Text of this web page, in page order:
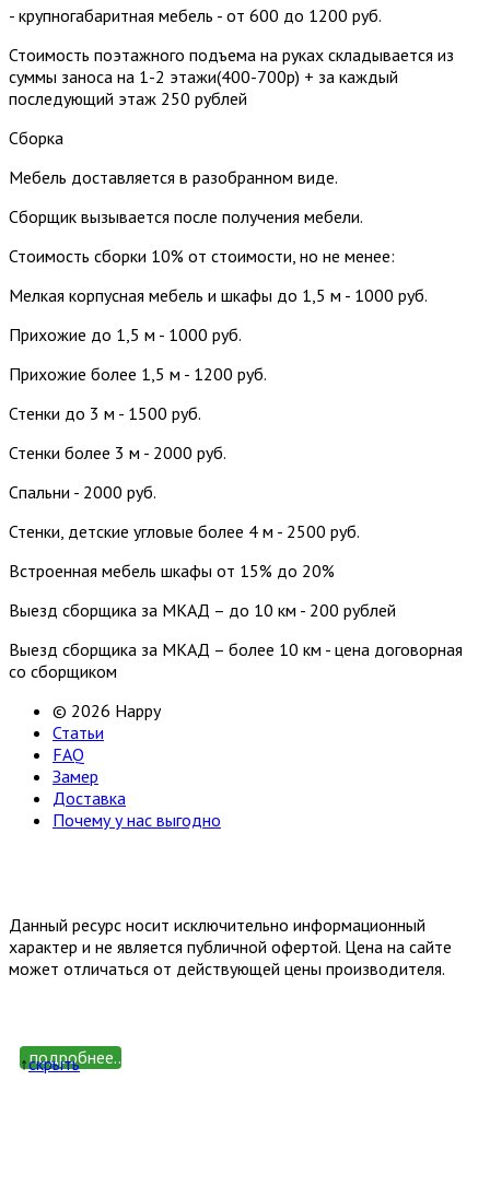
подробнее...
↑cкрыть
- крупногабаритная мебель - от 600 до 1200 руб.
Стоимость поэтажного подъема на руках складывается из
суммы заноса на 1-2 этажи(400-700р) + за каждый
последующий этаж 250 рублей
Сборка
Мебель доставляется в разобранном виде.
Сборщик вызывается после получения мебели.
Стоимость сборки 10% от стоимости, но не менее:
Мелкая корпусная мебель и шкафы до 1,5 м - 1000 руб.
Прихожие до 1,5 м - 1000 руб.
Прихожие более 1,5 м - 1200 руб.
Стенки до 3 м - 1500 руб.
Стенки более 3 м - 2000 руб.
Спальни - 2000 руб.
Стенки, детские угловые более 4 м - 2500 руб.
Встроенная мебель шкафы от 15% до 20%
Выезд сборщика за МКАД – до 10 км - 200 рублей
Выезд сборщика за МКАД – более 10 км - цена договорная
со сборщиком
© 2026 Happy
Статьи
FAQ
Замер
Доставка
Почему у нас выгодно
Данный ресурс носит исключительно информационный
характер и не является публичной офертой. Цена на сайте
может отличаться от действующей цены производителя.